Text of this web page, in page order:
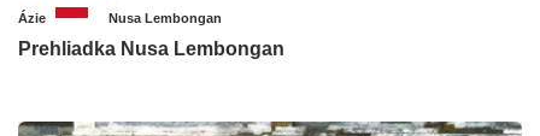
Ázie Nusa Lembongan
Prehliadka Nusa Lembongan